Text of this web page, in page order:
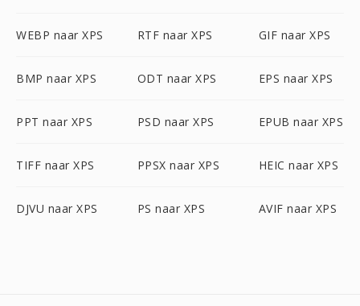
WEBP naar XPS RTF naar XPS GIF naar XPS
BMP naar XPS ODT naar XPS EPS naar XPS
PPT naar XPS PSD naar XPS EPUB naar XPS
TIFF naar XPS PPSX naar XPS HEIC naar XPS
DJVU naar XPS PS naar XPS AVIF naar XPS